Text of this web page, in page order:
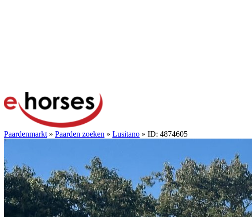
Paardenmarkt » Paarden zoeken » Lusitano » ID: 4874605